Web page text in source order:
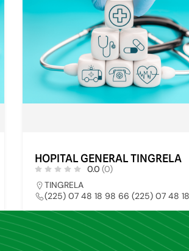
HOPITAL GENERAL TINGRELA
0.0 (0)
TINGRELA
(225) 07 48 18 98 66 (225) 07 48
HOPITAL PUBLIC